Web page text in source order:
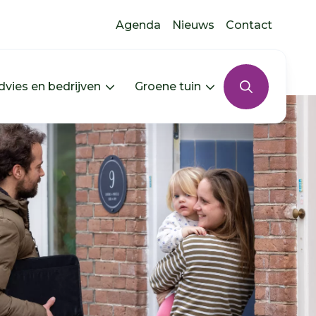
Agenda Nieuws Contact
uitklappen
jouw buurt uitklappen
en bedrijven Menu Advies en bedrijven
Groene tuin Menu Groene